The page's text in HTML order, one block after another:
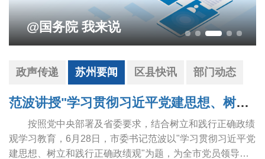
@国务院 我来说
政声传递 苏州要闻 区县快讯 部门动态
范波讲授"学习贯彻习近平党建思想、树立和践行正确政绩观"专题党课
按照党中央部署及省委要求，结合树立和践行正确政绩
观学习教育，6月28日，市委书记范波以"学习贯彻习近平党
建思想、树立和践行正确政绩观"为题，为全市党员领导干